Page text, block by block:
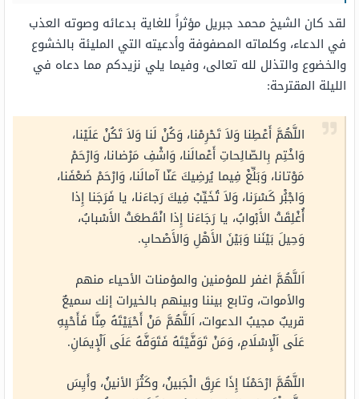
لقد كان الشيخ محمد جبريل مؤثراً للغاية بدعائه وصوته العذب
في الدعاء، وكلماته المصفوفة وأدعيته التي المليئة بالخشوع
والخضوع والتذلل لله تعالى، وفيما يلي نزيدكم مما دعاه في
الليلة المقترحة:
اللَّهُمَّ أَعْطِنا وَلاَ تَحْرِمْنا، وَكُنْ لَنا وَلاَ تَكُنْ عَلَيْنا،
وَاخْتِم بِالصّالِحاتِ أَعْمالَنا، وَاشْفِ مَرْضانا، وَارْحَمْ
مَوْتانا، وَبَلِّغْ فِيما يُرضِيكَ عَنّا آمالَنا، وَارْحَمْ ضَعْفَنا،
وَاجْبُْر كَسْرَنا، وَلاَ تُخَيِّبْ فِيكَ رَجاءَنا، يا فَرَجَنا إِذا
أُغْلِقَتْ الأَبْوابُ، يا رَجَاءَنا إِذا انْقَطعَتْ الأَسْبابُ،
وَحِيلَ بَيْنَنا وَبَيْنَ الأَهْلِ وَالأَصْحابِ.
اَللَّهُمَّ اغفر للمؤمنين والمؤمنات الأحياء منهم
والأموات، وتابع بيننا وبينهم بالخيرات إنك سميعٌ
قريبٌ مجيبُ الدعوات، اَللَّهُمَّ مَنْ أَحْيَيْتَهُ مِنَّا فَأَحْيِهِ
عَلَى اَلْإِسْلَامِ، وَمَنْ تَوَفَّيْتَهُ فَتَوَفَّهُ عَلَى اَلْإِيمَانِ.
اللَّهُمَّ ارْحَمْنَا إِذَا عَرِقَ الْجَبينُ، وكَثُرَ الأنينُ، وأَيِسَ